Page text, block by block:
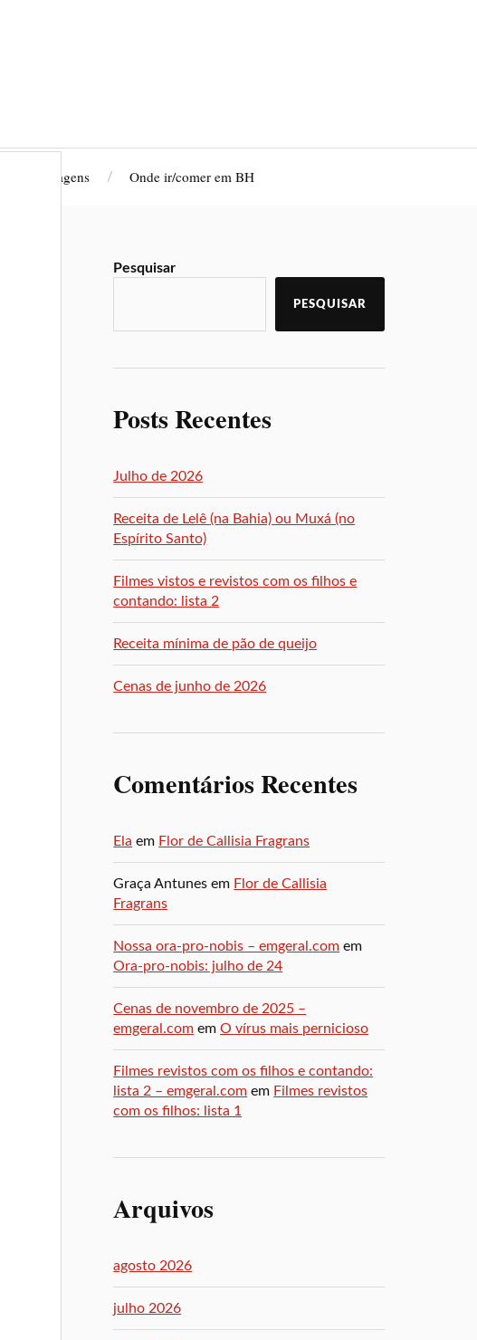
Viagens Onde ir/comer em BH
Pesquisar
PESQUISAR
Posts Recentes
Julho de 2026
Receita de Lelê (na Bahia) ou Muxá (no
Espírito Santo)
Filmes vistos e revistos com os filhos e
contando: lista 2
Receita mínima de pão de queijo
Cenas de junho de 2026
Comentários Recentes
Ela em Flor de Callisia Fragrans
Graça Antunes em Flor de Callisia
Fragrans
Nossa ora-pro-nobis – emgeral.com em
Ora-pro-nobis: julho de 24
Cenas de novembro de 2025 –
emgeral.com emO vírus mais pernicioso
Filmes revistos com os filhos e contando:
lista 2 – emgeral.com em Filmes revistos
com os filhos: lista 1
Arquivos
agosto 2026
julho 2026